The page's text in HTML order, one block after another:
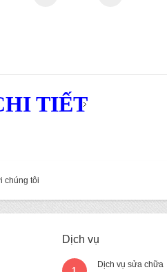
TIẾT
chúng tôi
Dịch vụ
Dịch vụ sửa chữa